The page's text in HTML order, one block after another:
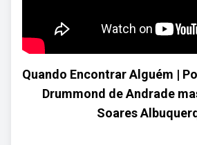
Quando Encontrar Alguém |
Drummond de Andrade
Soares